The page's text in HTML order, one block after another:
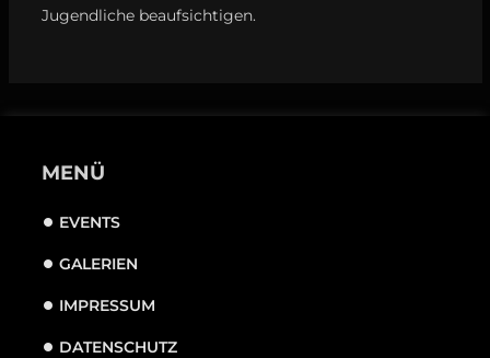
Jugendliche beaufsichtigen.
MENÜ
EVENTS
GALERIEN
IMPRESSUM
DATENSCHUTZ